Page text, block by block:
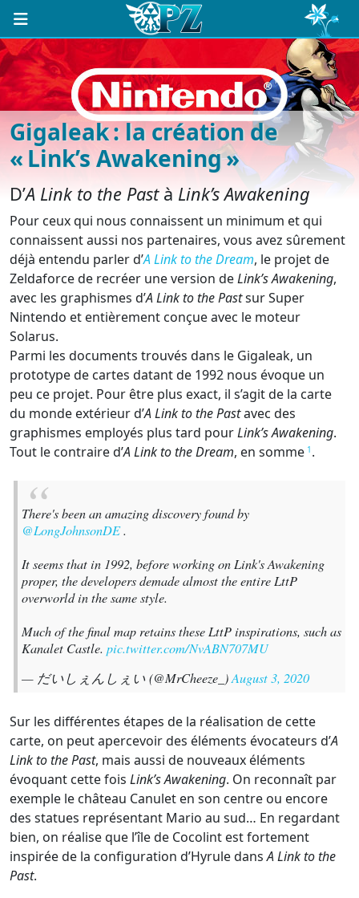
Gigaleak : la création de
« Link’s Awakening »
D’A Link to the Pastà Link’s Awakening
Pour ceux qui nous connaissent un minimum et qui
connaissent aussi nos partenaires, vous avez sûrement
déjà entendu parler d’A Link to the Dream, le projet de
Zeldaforce de recréer une version deLink’s Awakening,
avec les graphismes d’A Link to the Pastsur Super
Nintendo et entièrement conçue avec le moteur
Solarus.
Parmi les documents trouvés dans le Gigaleak, un
prototype de cartes datant de 1992 nous évoque un
peu ce projet. Pour être plus exact, il s’agit de la carte
du monde extérieur d’A Link to the Pastavec des
graphismes employés plus tard pourLink’s Awakening.
Tout le contraire d’A Link to the Dream, en somme 1 .
There's been an amazing discovery found by
@LongJohnsonDE.
It seems that in 1992, before working on Link's Awakening
proper, the developers demade almost the entire LttP
overworld in the same style.
Much of the final map retains these LttP inspirations, such as
Kanalet Castle. pic.twitter.com/NvABN707MU
— だいしぇんしぇい (@MrCheeze_)August 3, 2020
Sur les différentes étapes de la réalisation de cette
carte, on peut apercevoir des éléments évocateurs d’A
Link to the Past, mais aussi de nouveaux éléments
évoquant cette fois Link’s Awakening. On reconnaît par
exemple le château Canulet en son centre ou encore
des statues représentant Mario au sud… En regardant
bien, on réalise que l’île de Cocolint est fortement
inspirée de la configuration d’Hyrule dansA Link to the
Past.